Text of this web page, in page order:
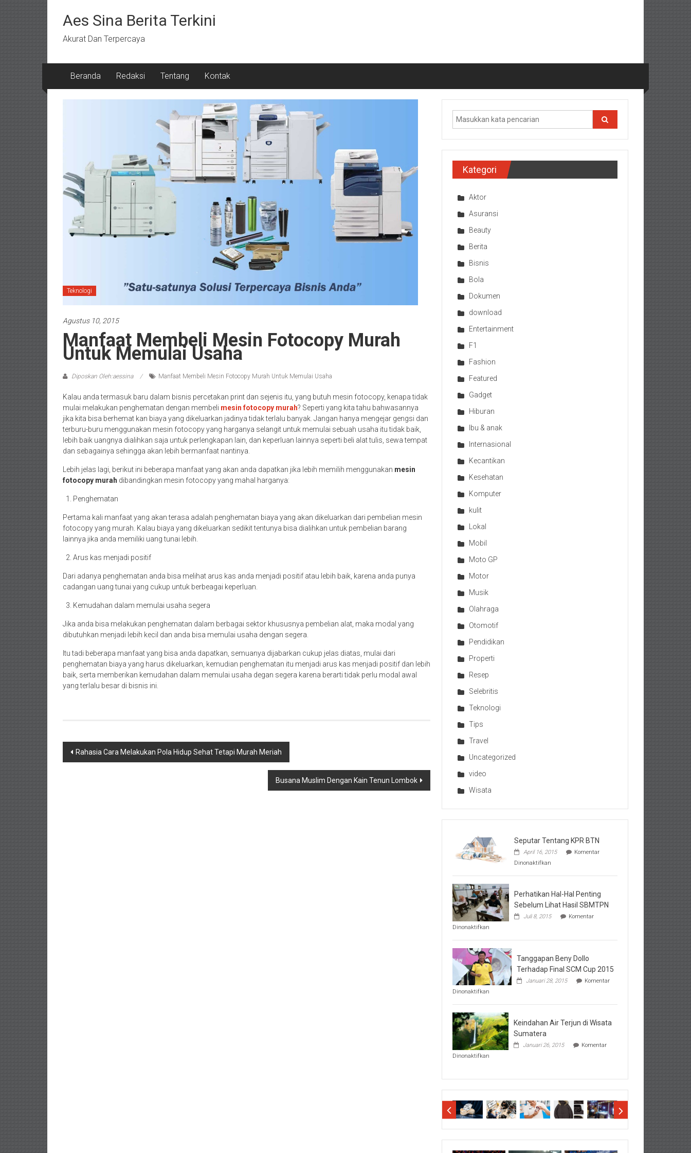
kontenAes Sina Berita Terkini
Akurat Dan Terpercaya
Beranda Redaksi Tentang Kontak
Teknologi
Agustus 10, 2015
Manfaat Membeli Mesin Fotocopy Murah
Untuk Memulai Usaha
Diposkan Oleh:aessina Manfaat Membeli Mesin Fotocopy Murah Untuk Memulai Usaha
Kalau anda termasuk baru dalam bisnis percetakan print dan sejenis itu, yang butuh mesin fotocopy, kenapa tidak
mulai melakukan penghematan dengan membeli mesin fotocopy murah? Seperti yang kita tahu bahwasannya
jika kita bisa berhemat kan biaya yang dikeluarkan jadinya tidak terlalu banyak. Jangan hanya mengejar gengsi dan
terburu-buru menggunakan mesin fotocopy yang harganya selangit untuk memulai sebuah usaha itu tidak baik,
lebih baik uangnya dialihkan saja untuk perlengkapan lain, dan keperluan lainnya seperti beli alat tulis, sewa tempat
dan sebagainya sehingga akan lebih bermanfaat nantinya.
Lebih jelas lagi, berikut ini beberapa manfaat yang akan anda dapatkan jika lebih memilih menggunakan mesin
fotocopy murah dibandingkan mesin fotocopy yang mahal harganya:
Penghematan
Pertama kali manfaat yang akan terasa adalah penghematan biaya yang akan dikeluarkan dari pembelian mesin
fotocopy yang murah. Kalau biaya yang dikeluarkan sedikit tentunya bisa dialihkan untuk pembelian barang
lainnya jika anda memiliki uang tunai lebih.
Arus kas menjadi positif
Dari adanya penghematan anda bisa melihat arus kas anda menjadi positif atau lebih baik, karena anda punya
cadangan uang tunai yang cukup untuk berbeagai keperluan.
Kemudahan dalam memulai usaha segera
Jika anda bisa melakukan penghematan dalam berbagai sektor khususnya pembelian alat, maka modal yang
dibutuhkan menjadi lebih kecil dan anda bisa memulai usaha dengan segera.
Itu tadi beberapa manfaat yang bisa anda dapatkan, semuanya dijabarkan cukup jelas diatas, mulai dari
penghematan biaya yang harus dikeluarkan, kemudian penghematan itu menjadi arus kas menjadi positif dan lebih
baik, serta memberikan kemudahan dalam memulai usaha degan segera karena berarti tidak perlu modal awal
yang terlalu besar di bisnis ini.
Navigasi
Rahasia Cara Melakukan Pola Hidup Sehat Tetapi Murah Meriah
Busana Muslim Dengan Kain Tenun Lombok
Kategori
Aktor
Asuransi
Beauty
Berita
Bisnis
Bola
Dokumen
download
Entertainment
F1
Fashion
Featured
Gadget
Hiburan
Ibu & anak
Internasional
Kecantikan
Kesehatan
Komputer
kulit
Lokal
Mobil
Moto GP
Motor
Musik
Olahraga
Otomotif
Pendidikan
Properti
Resep
Selebritis
Teknologi
Tips
Travel
Uncategorized
video
Wisata
Seputar Tentang KPR BTN
April 16, 2015
Komentar
Dinonaktifkan
Tentang
BTN
Perhatikan Hal-Hal Penting
Sebelum Lihat Hasil SBMTPN
Juli 8, 2015
Komentar
Dinonaktifkan
Hal-
Hal
Penting
Sebelum
Lihat
Hasil
Tanggapan Beny Dollo
Terhadap Final SCM Cup 2015
Januari 28, 2015
Komentar
Dinonaktifkan
Beny
Dollo
Terhadap
Final
SCM
Cup
Keindahan Air Terjun di Wisata
Sumatera
Januari 26, 2015
Komentar
Dinonaktifkan
Terjun
Sumatera